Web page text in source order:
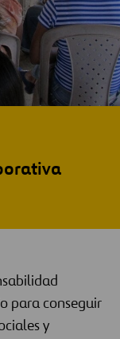
para conseguir
y